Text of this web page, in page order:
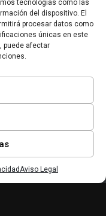
tecnologías como las
del dispositivo. El
procesar datos como
únicas en este
puede afectar
Aviso Legal
criptomonedas |
Digitales #7
Perfil